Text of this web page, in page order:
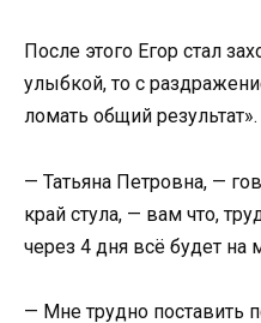
После этого Егор стал
улыбкой, то с
ломать общий результат».
— Татьяна Петровна, —
край стула, — вам что,
через 4 дня всё будет на
— Мне трудно поставить